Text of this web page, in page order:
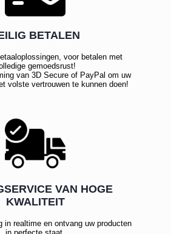
BETALEN
voor betalen met
gemoedsrust!
van 3D Secure of PayPal om uw
volste vertrouwen te kunnen doen!
VAN HOGE
KWALITEIT
in realtime en ontvang uw producten